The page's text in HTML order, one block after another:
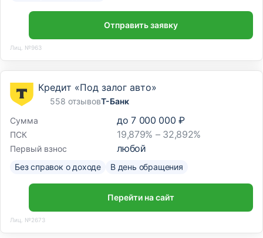
Отправить заявку
Лиц. №963
Кредит «Под залог авто»
558 отзывовТ-Банк
Сумма
до 7 000 000 ₽
ПСК 19,879% – 32,892%
Первый взнос любой
Без справок о доходе В день обращения
Перейти на сайт
Лиц. №2673